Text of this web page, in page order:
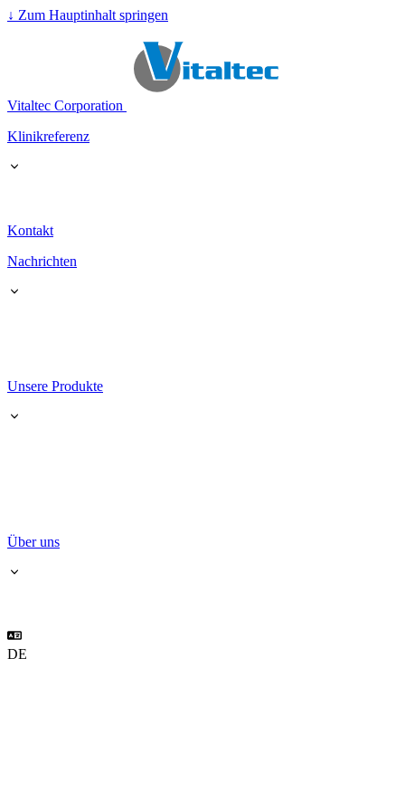
↓ Zum Hauptinhalt springen
Vitaltec Corporation
Klinikreferenz
Kontakt
Nachrichten
Unsere Produkte
Über uns
DE